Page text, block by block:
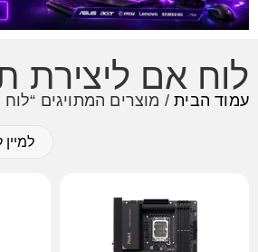
לוח אם ליצירת
עמוד הבית/ מוצרים המתויגים “לוח